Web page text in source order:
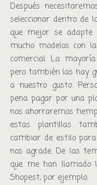
Después
seleccionar dentro de
que mejor se
mucho modelos con
comercial. La
pero también las hay
a nuestro gusto.
pena pagar por una
nos ahorraremos
estas plantillas
cambiar de estilo
nos agrade. De las
que me han llamado
Shopest, por ejemplo.